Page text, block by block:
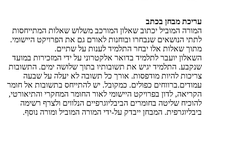
עריכת מבחן בכתב
המורה המוביל יכתוב שאלון המורכב משלוש שאלות המתייחסות
לתתי הנושאים שנבחרו ובוחנות לאורם גם את הפרויקט היישומי.
מתוך שאלות אלו יבחר התלמיד לענות על שתיים.
השאלון יועבר לתלמיד בדואר אלקטרוני על ידי המזכירות במועד
שנקבע. התלמיד יגיש את תשובותיו בתוך שלושה ימים. התשובות
צריכות להיות מודפסות. אורך כל תשובה לא יעלה על שבעה
עמודים.ברווחים כפולים. כמקובל. יש להתייחס בתשובות אל חומר
הקריאה, לדון בפרויקט היישומי לאור החומר המחקרי והתיאורטי,
להוכיח שליטה בחומרים הביבליוגרפיים הנלווים ולצרף רשימה
ביבליוגרפית. המבחן ייבדק על-ידי המורה המוביל ומורה נוסף.